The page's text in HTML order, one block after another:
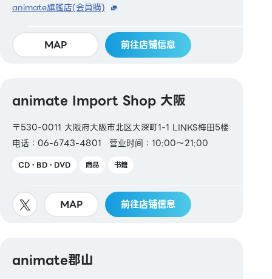
animate旗艦店(会員購)
MAP 前往店铺信息
animate Import Shop 大阪
〒530-0011 大阪府大阪市北区大深町1-1 LINKS梅田5楼
电话：06-6743-4801
营业时间：10:00～21:00
CD・BD・DVD 商品 书籍
MAP 前往店铺信息
animate郡山